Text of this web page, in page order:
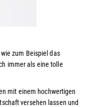
zum Beispiel das
immer als eine tolle
mit einem hochwertigen
versehen lassen und